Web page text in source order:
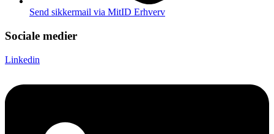
Send sikkermail via MitID Erhverv
Sociale medier
Linkedin